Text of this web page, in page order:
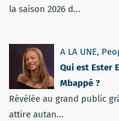
la saison 2026 d...
A LA UNE,
Qui est Ester
Mbappé ?
Révélée au grand public
attire autan...